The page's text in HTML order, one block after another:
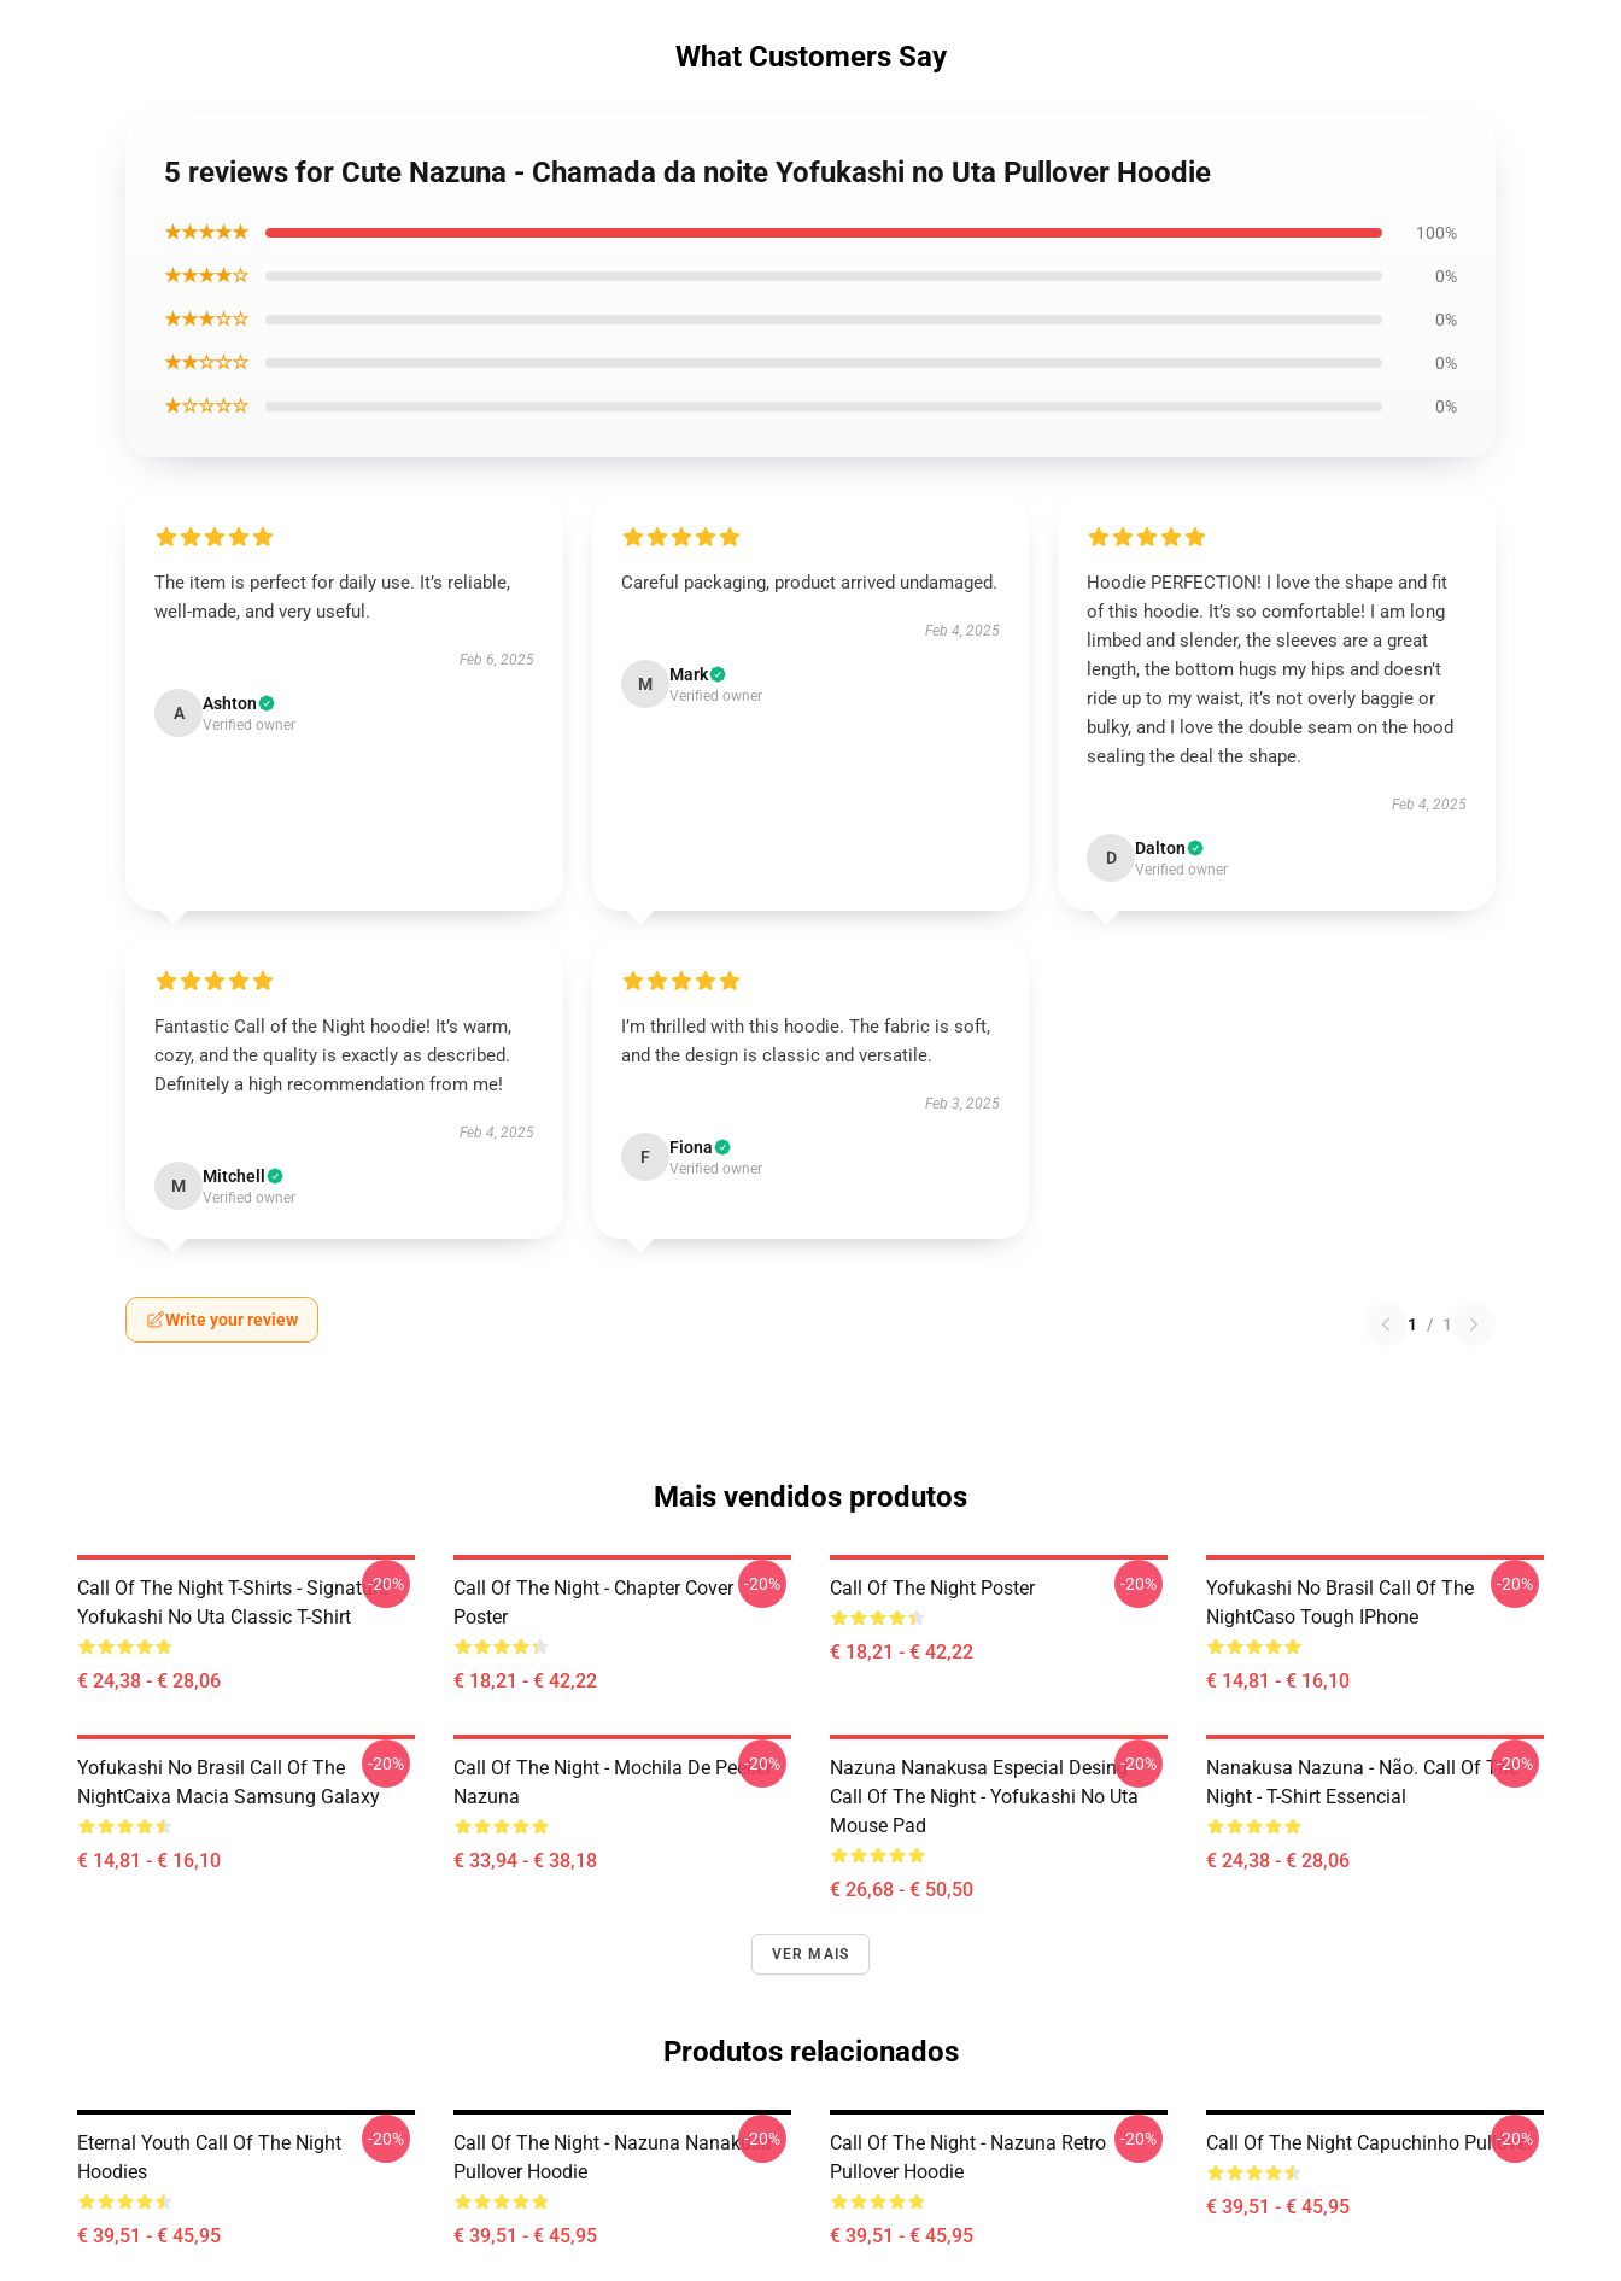
What Customers Say
5 reviews for Cute Nazuna - Chamada da noite Yofukashi no Uta Pullover Hoodie
★★★★★ 100%
★★★★☆ 0%
★★★☆☆ 0%
★★☆☆☆ 0%
★☆☆☆☆ 0%
The item is perfect for daily use. It’s reliable,
well-made, and very useful.
Feb 6, 2025
A Ashton
Verified owner
Careful packaging, product arrived undamaged.
Feb 4, 2025
M Mark
Verified owner
Hoodie PERFECTION! I love the shape and fit
of this hoodie. It’s so comfortable! I am long
limbed and slender, the sleeves are a great
length, the bottom hugs my hips and doesn’t
ride up to my waist, it’s not overly baggie or
bulky, and I love the double seam on the hood
sealing the deal the shape.
Feb 4, 2025
D Dalton
Verified owner
Fantastic Call of the Night hoodie! It’s warm,
cozy, and the quality is exactly as described.
Definitely a high recommendation from me!
Feb 4, 2025
M Mitchell
Verified owner
I’m thrilled with this hoodie. The fabric is soft,
and the design is classic and versatile.
Feb 3, 2025
F Fiona
Verified owner
Write your review 1 / 1
Mais vendidos produtos
Call Of The Night T-Shirts - Signature
Yofukashi No Uta Classic T-Shirt
€ 24,38 - € 28,06
-20%
Call Of The Night - Chapter Cover
Poster
€ 18,21 - € 42,22
-20% Call Of The Night Poster
€ 18,21 - € 42,22
-20%
Yofukashi No Brasil Call Of The
NightCaso Tough IPhone
€ 14,81 - € 16,10
-20%
Yofukashi No Brasil Call Of The
NightCaixa Macia Samsung Galaxy
€ 14,81 - € 16,10
-20%
Call Of The Night - Mochila De Peeker
Nazuna
€ 33,94 - € 38,18
-20%
Nazuna Nanakusa Especial Desing -
Call Of The Night - Yofukashi No Uta
Mouse Pad
€ 26,68 - € 50,50
-20%
Nanakusa Nazuna - Não. Call Of The
Night - T-Shirt Essencial
€ 24,38 - € 28,06
-20%
VER MAIS
Produtos relacionados
Eternal Youth Call Of The Night
Hoodies
€ 39,51 - € 45,95
-20%
Call Of The Night - Nazuna Nanakusa
Pullover Hoodie
€ 39,51 - € 45,95
-20%
Call Of The Night - Nazuna Retro
Pullover Hoodie
€ 39,51 - € 45,95
-20% Call Of The Night Capuchinho Pullover
€ 39,51 - € 45,95
-20%